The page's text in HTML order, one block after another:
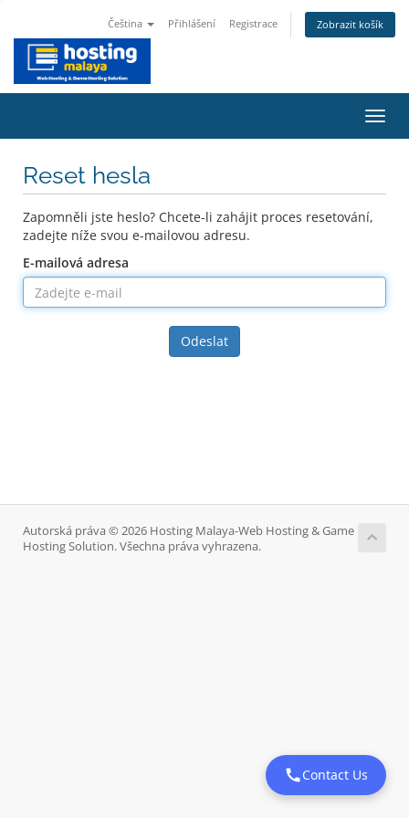
Čeština Přihlášení Registrace Zobrazit košík
Reset hesla
Zapomněli jste heslo? Chcete-li zahájit proces resetování,
zadejte níže svou e-mailovou adresu.
E-mailová adresa
Odeslat
Autorská práva © 2026 Hosting Malaya-Web Hosting & Game
Hosting Solution. Všechna práva vyhrazena.
Contact Us